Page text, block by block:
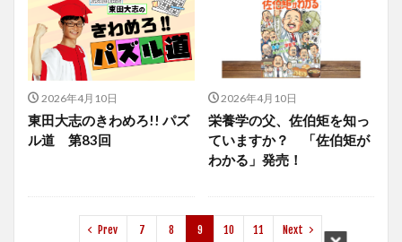
2026年4月10日
東田大志のきわめろ!! パズ
ル道 第83回
2026年4月10日
栄養学の父、佐伯矩を知っ
ていますか？ 「佐伯矩が
わかる」発売！
Prev 7 8 9 10 11 Next